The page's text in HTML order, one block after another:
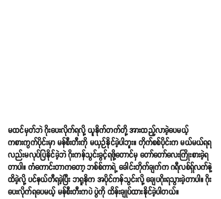
မထင်မှတ်ဘဲ ဂိုးပေးလိုက်ရလို့ ယူနိုက်တက်တို့ အားထည့်လာခဲ့ပေမယ့်
ကစားကွက်ပိုင်းမှာ မန်စီးတီးကို မယှဉ်နိုင်ခဲ့ပါဘူး။ တိုက်စစ်ပိုင်းက မယ်မယ်ရရ
လည်းမလုပ်ပြနိုင်ခဲ့ဘဲ ဂိုးကန်သွင်းခွင့်ရဖို့တောင်မှ တော်တော်လေးကြိုးစားခဲ့ရ
တာပါ။ ကံကောင်းတာကတော့ ဘစ်စ်ကာရဲ့ ခေါင်းတိုက်ချက်က ဂရီလစ်ရှ်လက်နဲ့
ထိခဲ့လို့ ပင်နယ်တီရခဲ့ပြီး ဘရူနိုက အပိုင်ကန်သွင်းလို့ ချေပဂိုးရသွားခဲ့တာပါ။ ဂိုး
ပေးလိုက်ရပေမယ့် မန်စီးတီးကပဲ ပွဲကို ထိန်းချုပ်ထားနိုင်ခဲ့ပါတယ်။